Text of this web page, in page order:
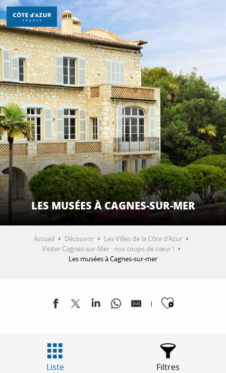
Aller
au
contenu
principal
DÉCOUVRIR
À FAIRE
SÉJOURNER
LES MUSÉES À CAGNES-SUR-MER
Accueil Découvrir
Les Villes de la Côte d’Azur
Visiter Cagnes-sur-Mer : nos coups de cœur !
Les musées à Cagnes-sur-mer
Liste Filtres